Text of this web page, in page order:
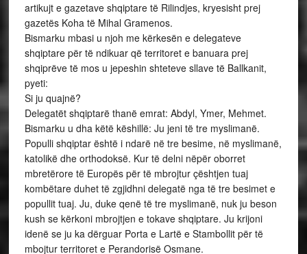
artikujt e gazetave shqiptare të Rilindjes, kryesisht prej
gazetës Koha të Mihal Gramenos.
Bismarku mbasi u njoh me kërkesën e delegateve
shqiptare për të ndikuar që territoret e banuara prej
shqiprëve të mos u jepeshin shteteve sllave të Ballkanit,
pyeti:
Si ju quajnë?
Delegatët shqiptarë thanë emrat: Abdyl, Ymer, Mehmet.
Bismarku u dha këtë këshillë: Ju jeni të tre myslimanë.
Populli shqiptar është i ndarë në tre besime, në myslimanë,
katolikë dhe orthodoksë. Kur të delni nëpër oborret
mbretërore të Europës për të mbrojtur çështjen tuaj
kombëtare duhet të zgjidhni delegatë nga të tre besimet e
popullit tuaj. Ju, duke qenë të tre myslimanë, nuk ju beson
kush se kërkoni mbrojtjen e tokave shqiptare. Ju krijoni
idenë se ju ka dërguar Porta e Lartë e Stambollit për të
mbojtur territoret e Perandorisë Osmane.